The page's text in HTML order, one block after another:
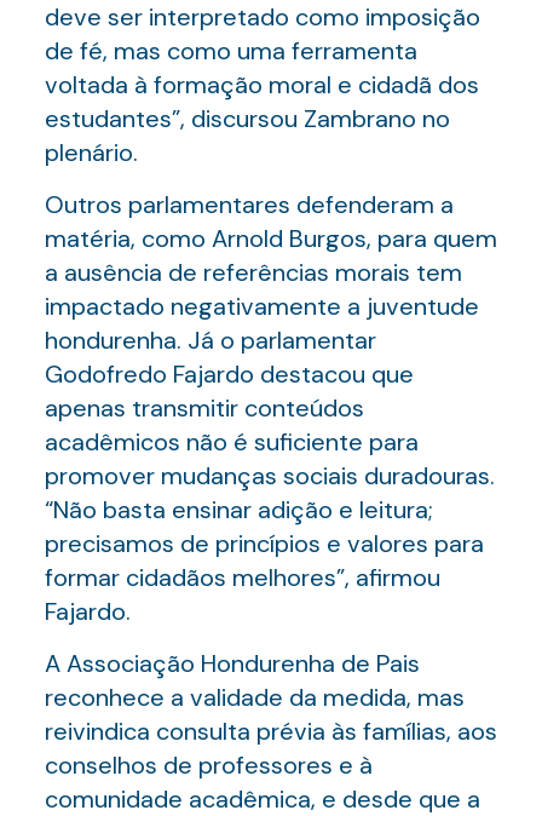
deve ser interpretado como imposição
de fé, mas como uma ferramenta
voltada à formação moral e cidadã dos
estudantes”, discursou Zambrano no
plenário.
Outros parlamentares defenderam a
matéria, como Arnold Burgos, para quem
a ausência de referências morais tem
impactado negativamente a juventude
hondurenha. Já o parlamentar
Godofredo Fajardo destacou que
apenas transmitir conteúdos
acadêmicos não é suficiente para
promover mudanças sociais duradouras.
“Não basta ensinar adição e leitura;
precisamos de princípios e valores para
formar cidadãos melhores”, afirmou
Fajardo.
A Associação Hondurenha de Pais
reconhece a validade da medida, mas
reivindica consulta prévia às famílias, aos
conselhos de professores e à
comunidade acadêmica, e desde que a